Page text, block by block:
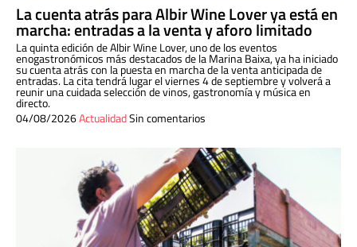
La cuenta atrás para Albir Wine Lover ya está en
marcha: entradas a la venta y aforo limitado
La quinta edición de Albir Wine Lover, uno de los eventos
enogastronómicos más destacados de la Marina Baixa, ya ha iniciado
su cuenta atrás con la puesta en marcha de la venta anticipada de
entradas. La cita tendrá lugar el viernes 4 de septiembre y volverá a
reunir una cuidada selección de vinos, gastronomía y música en
directo.
04/08/2026ActualidadSin comentarios